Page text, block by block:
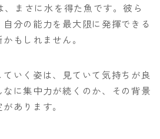
、まさに水を得た魚です。彼ら
分の能力を最大限に発揮できる
もしれません。
いく姿は、見ていて気持ちが良
に集中力が続くのか、その背景
あります。